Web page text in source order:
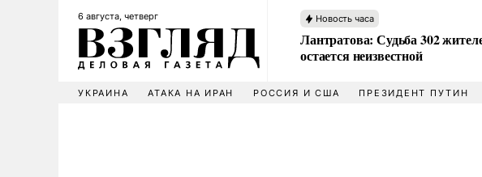
6 августа, четверг Новость часа
Лантратова: Судьба 302
остается неизвестной
УКРАИНА АТАКА НА ИРАН РОССИЯ И США ПРЕЗИДЕНТ ПУТИН